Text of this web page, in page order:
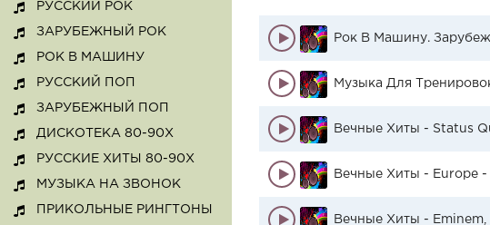
Вечные Хиты - Status
Вечные Хиты - Europe
Вечные Хиты -
РУССКИЙ РОК
ЗАРУБЕЖНЫЙ РОК
РОК В МАШИНУ
РУССКИЙ ПОП
ЗАРУБЕЖНЫЙ ПОП
ДИСКОТЕКА 80-90X
РУССКИЕ ХИТЫ 80-90Х
МУЗЫКА НА ЗВОНОК
ПРИКОЛЬНЫЕ РИНГТОНЫ